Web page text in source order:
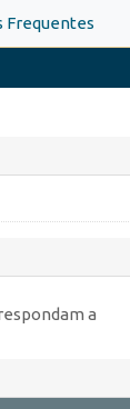
Frequentes
a